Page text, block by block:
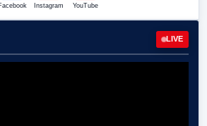
Instagram YouTube
LIVE